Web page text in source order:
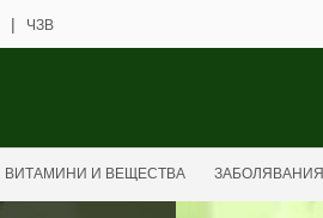
| ЧЗВ
ВИТАМИНИ И ВЕЩЕСТВА ЗАБОЛЯВАНИЯ